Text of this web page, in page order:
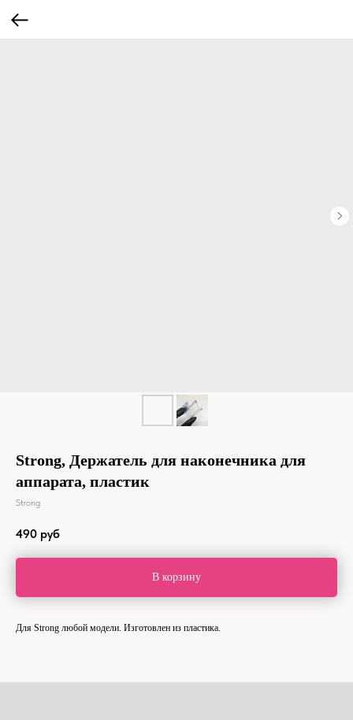
Strong, Держатель для наконечника для
аппарата, пластик
Strong
490 руб
В корзину
Для Strong любой модели. Изготовлен из пластика.